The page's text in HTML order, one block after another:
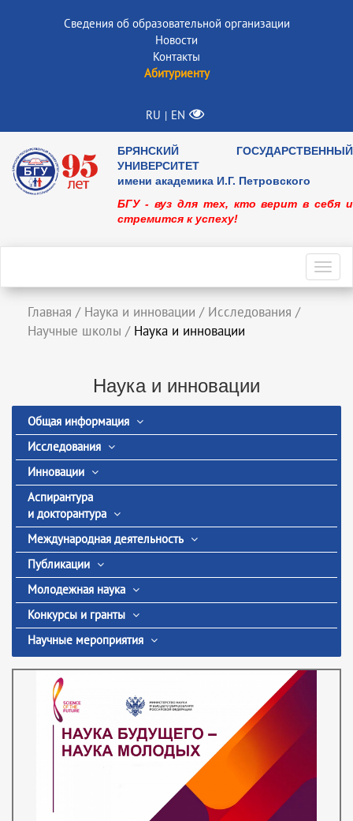
Сведения об образовательной организации
Новости
Контакты
Абитуриенту
RU | EN
БРЯНСКИЙ ГОСУДАРСТВЕННЫЙ
УНИВЕРСИТЕТ
имени академика И.Г. Петровского
БГУ - вуз для тех, кто верит в себя и
стремится к успеху!
Главная / Наука и инновации / Исследования /
Научные школы / Наука и инновации
Наука и инновации
Общая информация
Исследования
Инновации
Аспирантура
и докторантура
Международная деятельность
Публикации
Молодежная наука
Конкурсы и гранты
Научные мероприятия